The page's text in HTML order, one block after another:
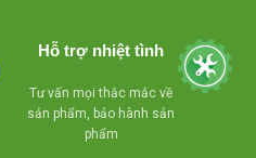
chạy không đạt yêu
cầu nhé
Hỗ trợ nhiệt tình
Tư vấn mọi thắc mắc về
sản phẩm, bảo hành sản
phẩm